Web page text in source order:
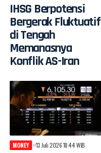
IHSG Berpotensi
Bergerak Fluktuatif
di Tengah
Memanasnya
Konflik AS-Iran
MONEY 13 Juli 2026 18:44 WIB